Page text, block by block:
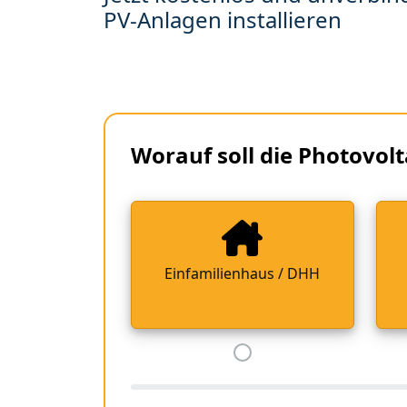
PV-Anlagen installieren
Worauf soll die
Einfamilienhaus / DHH